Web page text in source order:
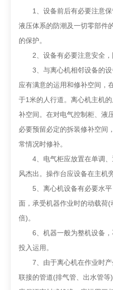
1、设备前后有必要注意保
液压体系的防潮及一切零部件
的保护。
2、设备有必要注意安全，
3、与离心机相邻设备的设
应有满意的运用和修补空间，
于1米的人行道。离心机主机
补空间。在对电气控制柜、液
必要预留必定的拆装修补空间
常情况时修补。
4、电气柜应放置在单调、
风杰出。操作台应设备在主机
5、离心机设备有必要水平
面，承受机器作业时的动载荷
倍)。
6、机器一般为整机设备，
投入运用。
7、由于离心机在作业时产
联接的管道(排气管、出水管